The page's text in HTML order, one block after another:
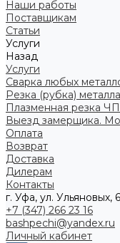
Наши работы
Поставщикам
Статьи
Услуги
Назад
Услуги
Сварка любых
Резка (рубка) металла
Плазменная резка
Выезд замерщика.
Оплата
Возврат
Доставка
Дилерам
Контакты
г. Уфа, ул. Ульяновых,
+7 (347) 266 23 16
bashpechi@yandex.ru
Личный кабинет